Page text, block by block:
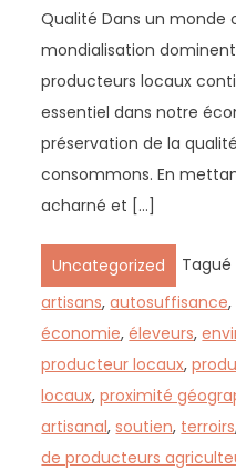
Qualité Dans un monde
mondialisation
producteurs locaux
essentiel dans notre
préservation de la
consommons. En
acharné et […]
Uncategorized Tagué
artisans,autosuffisance,
économie,éleveurs,
producteur locaux,
locaux,proximité
artisanal,soutien, terroirs
de producteurs